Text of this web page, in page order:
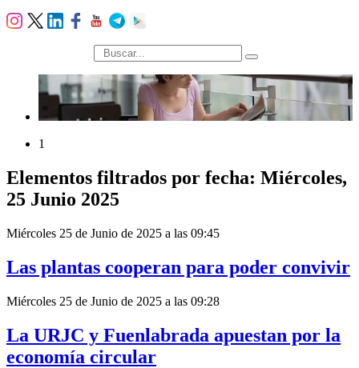
búsqueda
1
Elementos filtrados por fecha: Miércoles,
25 Junio 2025
Miércoles 25 de Junio de 2025 a las 09:45
Las plantas cooperan para poder convivir
Miércoles 25 de Junio de 2025 a las 09:28
La URJC y Fuenlabrada apuestan por la
economía circular